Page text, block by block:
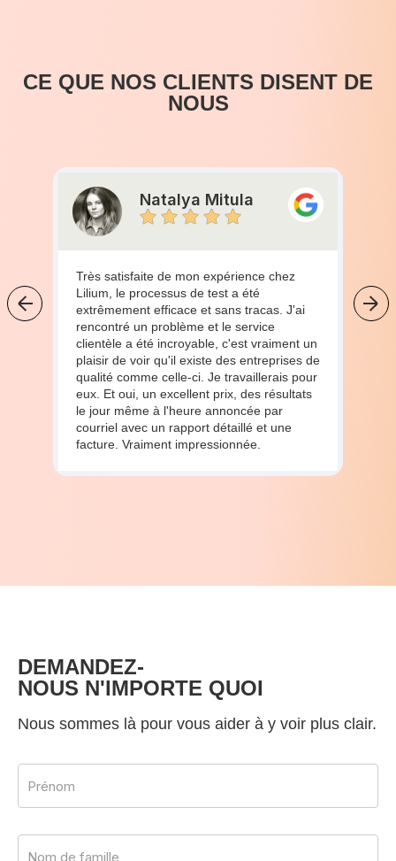
CE QUE NOS CLIENTS DISENT DE
NOUS
Natalya Mitula
Très satisfaite de mon expérience chez
Lilium, le processus de test a été
extrêmement efficace et sans tracas. J'ai
rencontré un problème et le service
clientèle a été incroyable, c'est vraiment un
plaisir de voir qu'il existe des entreprises de
qualité comme celle-ci. Je travaillerais pour
eux. Et oui, un excellent prix, des résultats
le jour même à l'heure annoncée par
courriel avec un rapport détaillé et une
facture. Vraiment impressionnée.
DEMANDEZ-
NOUS N'IMPORTE QUOI
Nous sommes là pour vous aider à y voir plus clair.